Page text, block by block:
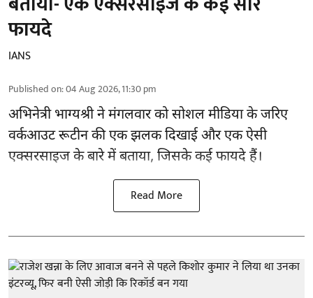
फायदे
IANS
Published on:04 Aug 2026, 11:30 pm
अभिनेत्री भाग्यश्री ने मंगलवार को सोशल मीडिया के जरिए
वर्कआउट रूटीन की एक झलक दिखाई और एक ऐसी
एक्सरसाइज के बारे में बताया, जिसके कई फायदे हैं।
Read More